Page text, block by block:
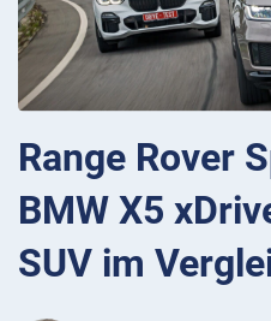
Range Rover
BMW X5
SUV im